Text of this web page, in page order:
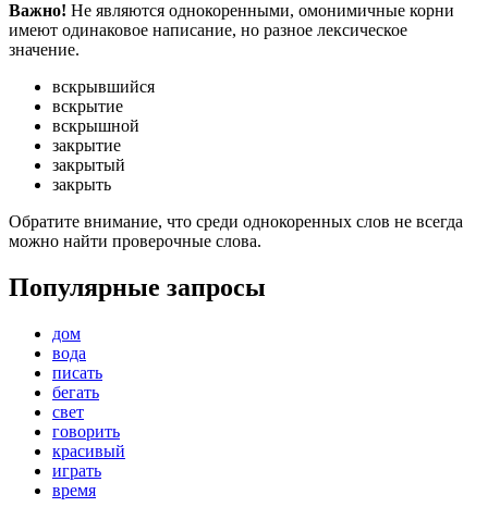
Важно! Не являются однокоренными, омонимичные корни
имеют одинаковое написание, но разное лексическое
значение.
вскрывшийся
вскрытие
вскрышной
закрытие
закрытый
закрыть
Обратите внимание, что среди однокоренных слов не всегда
можно найти проверочные слова.
Популярные запросы
дом
вода
писать
бегать
свет
говорить
красивый
играть
время